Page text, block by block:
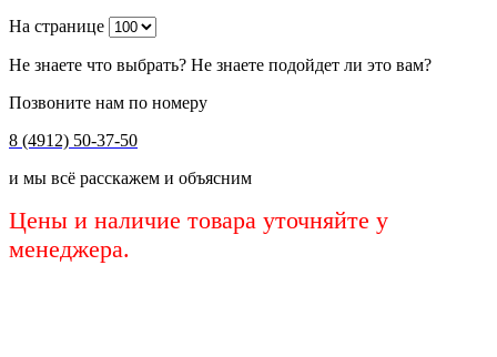
На странице
Не знаете что выбрать? Не знаете подойдет ли это вам?
Позвоните нам по номеру
8 (4912) 50-37-50
и мы всё расскажем и объясним
Цены и наличие товара уточняйте у
менеджера.